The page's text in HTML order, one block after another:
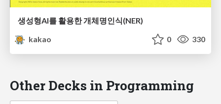
생성형AI를 활용한 개체명인식(NER)
kakao
0 330
Other Decks in Programming